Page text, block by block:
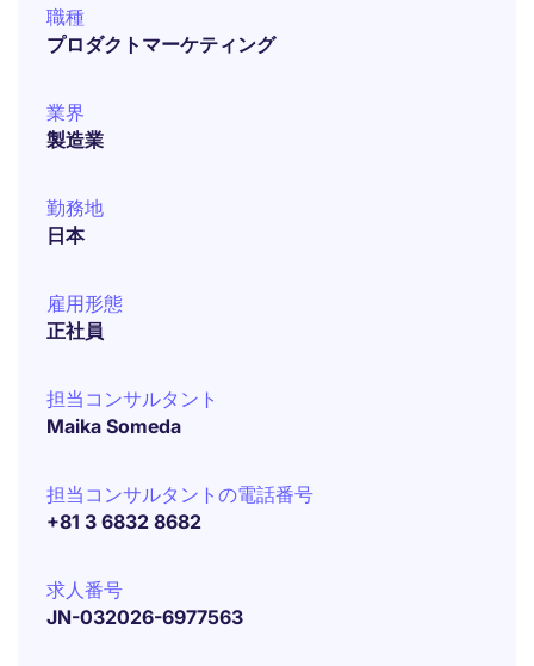
職種
プロダクトマーケティング
業界
製造業
勤務地
日本
雇用形態
正社員
担当コンサルタント
Maika Someda
担当コンサルタントの電話番号
+81 3 6832 8682
求人番号
JN-032026-6977563